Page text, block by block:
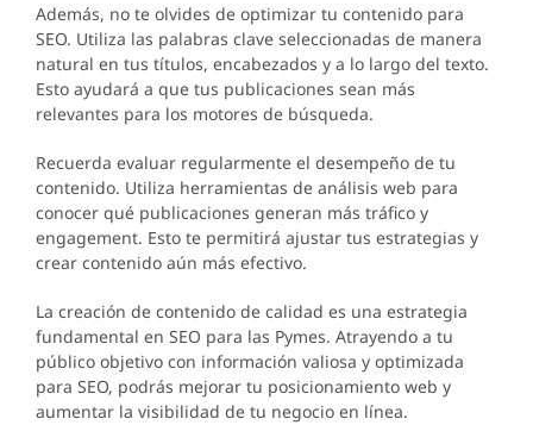
Además, no te olvides de optimizar tu contenido para
SEO. Utiliza las palabras clave seleccionadas de manera
natural en tus títulos, encabezados y a lo largo del texto.
Esto ayudará a que tus publicaciones sean más
relevantes para los motores de búsqueda.
Recuerda evaluar regularmente el desempeño de tu
contenido. Utiliza herramientas de análisis web para
conocer qué publicaciones generan más tráfico y
engagement. Esto te permitirá ajustar tus estrategias y
crear contenido aún más efectivo.
La creación de contenido de calidad es una estrategia
fundamental en SEO para las Pymes. Atrayendo a tu
público objetivo con información valiosa y optimizada
para SEO, podrás mejorar tu posicionamiento web y
aumentar la visibilidad de tu negocio en línea.